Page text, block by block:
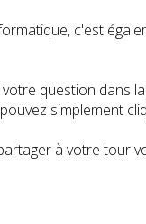
c'est
question dans
simplement
à votre tour